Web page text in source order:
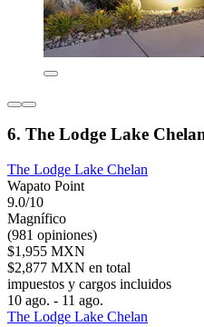
6. The Lodge Lake
The Lodge Lake Chelan
Wapato Point
9.0/10
Magnífico
(981 opiniones)
$1,955 MXN
$2,877 MXN en total
impuestos y cargos incluidos
10 ago. - 11 ago.
The Lodge Lake Chelan